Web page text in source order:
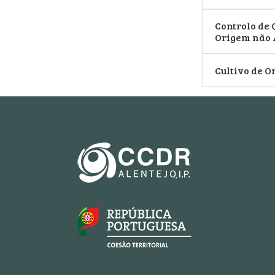
Controlo de
Origem
Cultivo de